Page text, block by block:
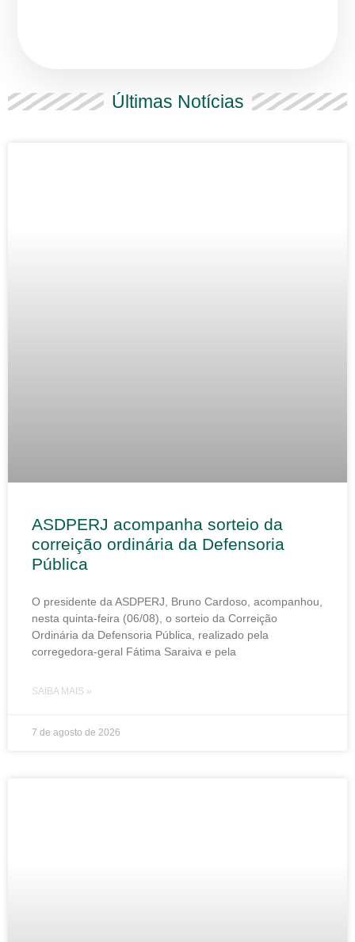
Últimas Notícias
ASDPERJ acompanha sorteio da
correição ordinária da Defensoria
Pública
O presidente da ASDPERJ, Bruno Cardoso, acompanhou,
nesta quinta-feira (06/08), o sorteio da Correição
Ordinária da Defensoria Pública, realizado pela
corregedora-geral Fátima Saraiva e pela
SAIBA MAIS »
7 de agosto de 2026